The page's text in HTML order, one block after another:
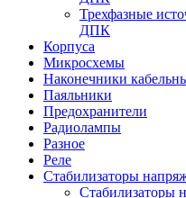
Трехфазные
ДПК
Корпуса
Микросхемы
Наконечники
Паяльники
Предохранители
Радиолампы
Разное
Реле
Стабилизаторы
Стабилизаторы